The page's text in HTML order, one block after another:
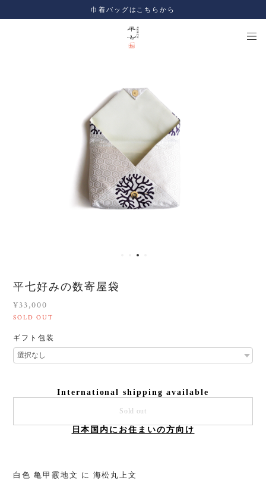
巾着バッグはこちらから
平七好みの数寄屋袋
¥33,000
SOLD OUT
ギフト包装
International shipping available
Sold out
日本国内にお住まいの方向け
白色 亀甲霰地文 に 海松丸上文